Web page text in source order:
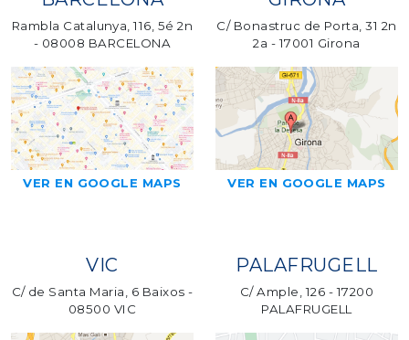
Rambla Catalunya, 116, 5é 2n
- 08008 BARCELONA
VER EN GOOGLE MAPS
C/ Bonastruc de Porta, 31 2n
2a - 17001 Girona
VER EN GOOGLE MAPS
VIC
C/ de Santa Maria, 6 Baixos -
08500 VIC
PALAFRUGELL
C/ Ample, 126 - 17200
PALAFRUGELL